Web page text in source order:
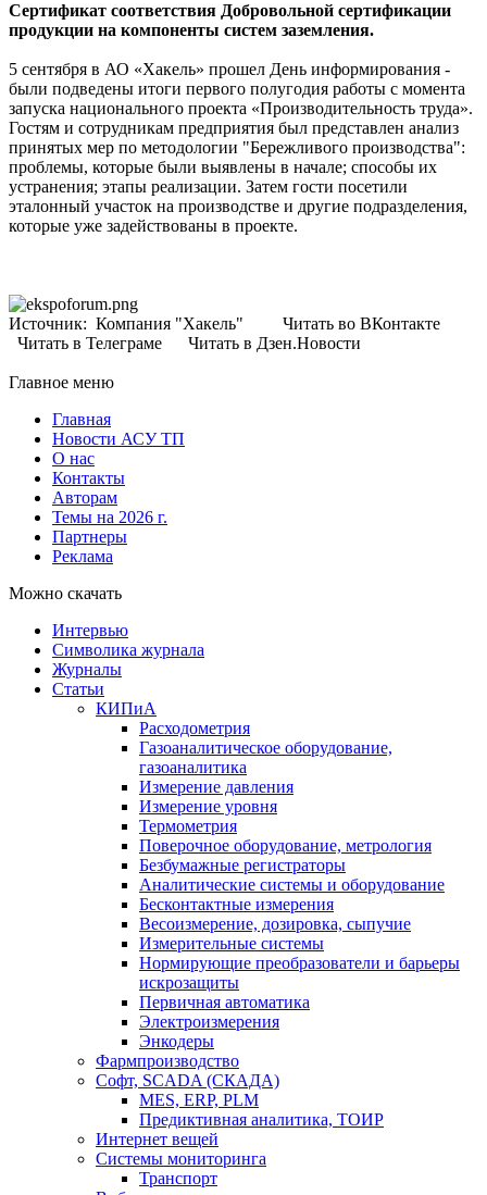
Сертификат соответствия Добровольной сертификации
продукции на компоненты систем заземления.
5 сентября в АО «Хакель» прошел День информирования -
были подведены итоги первого полугодия работы с момента
запуска национального проекта «Производительность труда».
Гостям и сотрудникам предприятия был представлен анализ
принятых мер по методологии "Бережливого производства":
проблемы, которые были выявлены в начале; способы их
устранения; этапы реализации. Затем гости посетили
эталонный участок на производстве и другие подразделения,
которые уже задействованы в проекте.
Источник: Компания "Хакель" Читать во ВКонтакте
Читать в Телеграме Читать в Дзен.Новости
Главное меню
Главная
Новости АСУ ТП
О нас
Контакты
Авторам
Темы на 2026 г.
Партнеры
Реклама
Можно скачать
Интервью
Символика журнала
Журналы
Статьи
КИПиА
Расходометрия
Газоаналитическое оборудование,
газоаналитика
Измерение давления
Измерение уровня
Термометрия
Поверочное оборудование, метрология
Безбумажные регистраторы
Аналитические системы и оборудование
Бесконтактные измерения
Весоизмерение, дозировка, сыпучие
Измерительные системы
Нормирующие преобразователи и барьеры
искрозащиты
Первичная автоматика
Электроизмерения
Энкодеры
Фармпроизводство
Софт, SCADA (СКАДА)
MES, ERP, PLM
Предиктивная аналитика, ТОИР
Интернет вещей
Системы мониторинга
Транспорт